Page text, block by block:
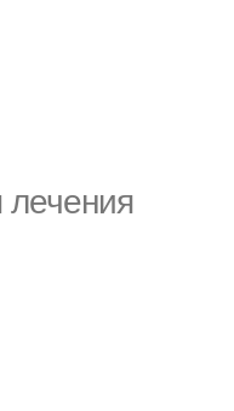
лечения